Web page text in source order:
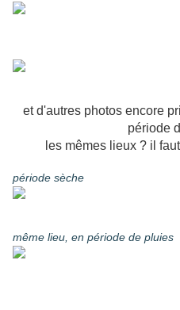
et d'autres photos encore
période
les mêmes lieux ? il
période sèche
même lieu, en période de pluies